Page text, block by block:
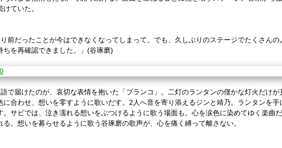
けていた。
り前だったことが今はできなくなってしまって。でも、久しぶりのステージでたくさん
ちを再確認できました。」 (谷琢磨)
で届けたのが、哀切な表情を抱いた「ブランコ」。二灯のランタンの僅かな灯火だけ
に合わせ、想いを零すように歌いだす。 2 人へ音を寄り添えるジンと靖乃。ランタンを
。サビでは、泣き濡れる想いをぶつけるように歌う場面も。心を涙色に染めてゆく楽曲
る。想いを募らせるように歌う谷琢磨の歌声が、心を痛く縛って離さない。